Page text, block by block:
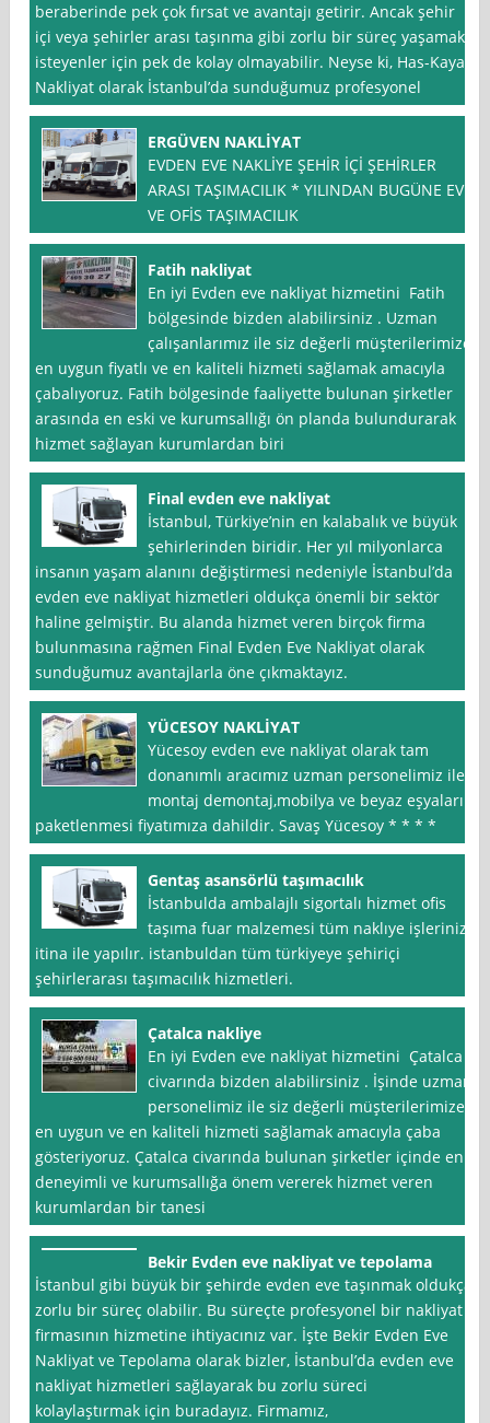
beraberinde pek çok fırsat ve avantajı getirir. Ancak şehir
içi veya şehirler arası taşınma gibi zorlu bir süreç yaşamak
isteyenler için pek de kolay olmayabilir. Neyse ki, Has-Kaya
Nakliyat olarak İstanbul’da sunduğumuz profesyonel
ERGÜVEN NAKLİYAT
EVDEN EVE NAKLİYE ŞEHİR İÇİ ŞEHİRLER
ARASI TAŞIMACILIK * YILINDAN BUGÜNE EV
VE OFİS TAŞIMACILIK
Fatih nakliyat
En iyi Evden eve nakliyat hizmetini Fatih
bölgesinde bizden alabilirsiniz . Uzman
çalışanlarımız ile siz değerli müşterilerimize
en uygun fiyatlı ve en kaliteli hizmeti sağlamak amacıyla
çabalıyoruz. Fatih bölgesinde faaliyette bulunan şirketler
arasında en eski ve kurumsallığı ön planda bulundurarak
hizmet sağlayan kurumlardan biri
Final evden eve nakliyat
İstanbul, Türkiye’nin en kalabalık ve büyük
şehirlerinden biridir. Her yıl milyonlarca
insanın yaşam alanını değiştirmesi nedeniyle İstanbul’da
evden eve nakliyat hizmetleri oldukça önemli bir sektör
haline gelmiştir. Bu alanda hizmet veren birçok firma
bulunmasına rağmen Final Evden Eve Nakliyat olarak
sunduğumuz avantajlarla öne çıkmaktayız.
YÜCESOY NAKLİYAT
Yücesoy evden eve nakliyat olarak tam
donanımlı aracımız uzman personelimiz ile
montaj demontaj,mobilya ve beyaz eşyaların
paketlenmesi fiyatımıza dahildir. Savaş Yücesoy * * * *
Gentaş asansörlü taşımacılık
İstanbulda ambalajlı sigortalı hizmet ofis
taşıma fuar malzemesi tüm naklıye işleriniz
itina ile yapılır. istanbuldan tüm türkiyeye şehiriçi
şehirlerarası taşımacılık hizmetleri.
Çatalca nakliye
En iyi Evden eve nakliyat hizmetini Çatalca
civarında bizden alabilirsiniz . İşinde uzman
personelimiz ile siz değerli müşterilerimize
en uygun ve en kaliteli hizmeti sağlamak amacıyla çaba
gösteriyoruz. Çatalca civarında bulunan şirketler içinde en
deneyimli ve kurumsallığa önem vererek hizmet veren
kurumlardan bir tanesi
Bekir Evden eve nakliyat ve tepolama
İstanbul gibi büyük bir şehirde evden eve taşınmak oldukça
zorlu bir süreç olabilir. Bu süreçte profesyonel bir nakliyat
firmasının hizmetine ihtiyacınız var. İşte Bekir Evden Eve
Nakliyat ve Tepolama olarak bizler, İstanbul’da evden eve
nakliyat hizmetleri sağlayarak bu zorlu süreci
kolaylaştırmak için buradayız. Firmamız,